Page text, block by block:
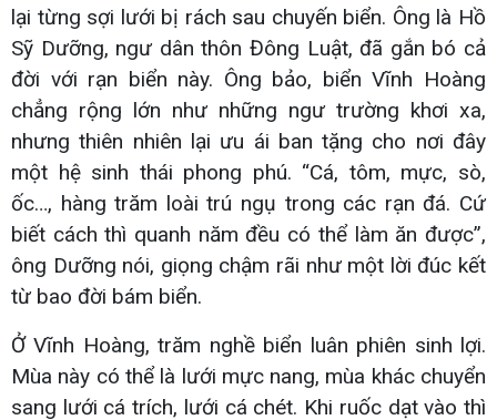
lại từng sợi lưới bị rách sau chuyến biển. Ông là Hồ
Sỹ Dưỡng, ngư dân thôn Đông Luật, đã gắn bó cả
đời với rạn biển này. Ông bảo, biển Vĩnh Hoàng
chẳng rộng lớn như những ngư trường khơi xa,
nhưng thiên nhiên lại ưu ái ban tặng cho nơi đây
một hệ sinh thái phong phú. “Cá, tôm, mực, sò,
ốc…, hàng trăm loài trú ngụ trong các rạn đá. Cứ
biết cách thì quanh năm đều có thể làm ăn được”,
ông Dưỡng nói, giọng chậm rãi như một lời đúc kết
từ bao đời bám biển.
Ở Vĩnh Hoàng, trăm nghề biển luân phiên sinh lợi.
Mùa này có thể là lưới mực nang, mùa khác chuyển
sang lưới cá trích, lưới cá chét. Khi ruốc dạt vào thì